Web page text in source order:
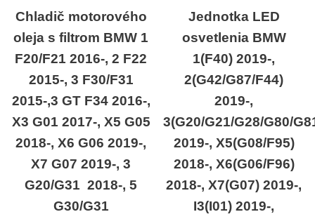
Chladič motorového
oleja s filtrom BMW 1
F20/F21 2016-, 2 F22
2015-, 3 F30/F31
2015-,3 GT F34 2016-,
X3 G01 2017-, X5 G05
2018-, X6 G06 2019-,
X7 G07 2019-, 3
G20/G31 2018-, 5
G30/G31
Jednotka LED
osvetlenia BMW
1(F40) 2019-,
2(G42/G87/F44)
2019-,
3(G20/G21/G28/G80/
2019-, X5(G08/F95)
2018-, X6(G06/F96)
2018-, X7(G07) 2019-,
I3(I01) 2019-,